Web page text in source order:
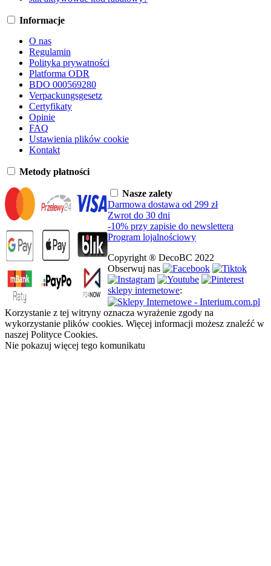
Informacje
O nas
Regulamin
Polityka prywatności
Platforma ODR
BDO 000569280
Verpackungsgesetz
Certyfikaty
Opinie
FAQ
Ustawienia plików cookie
Kontakt
Metody płatności
Nasze zalety
Darmowa dostawa od 299 zł
Zwrot do 30 dni
-10% przy zapisie do newslettera
Program lojalnościowy
Copyright ® DecoBC 2022
Obserwuj nas
sklepy internetowe:
Korzystanie z tej witryny oznacza wyrażenie zgody na
wykorzystanie plików cookies. Więcej informacji możesz znaleźć w
naszej Polityce Cookies.
Nie pokazuj więcej tego komunikatu